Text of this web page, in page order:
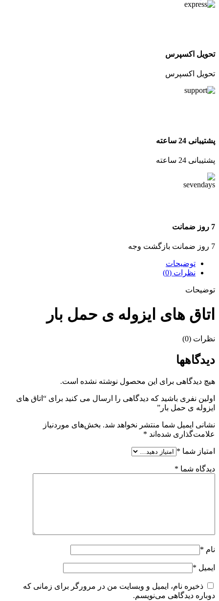
تحویل اکسپرس
تحویل اکسپرس
پشتیبانی 24 ساعته
پشتیبانی 24 ساعته
7 روز ضمانت
7 روز ضمانت بازگشت وجه
توضیحات
نظرات (0)
توضیحات
اتاق های ایزوله ی حمل بار
نظرات (0)
دیدگاهها
هیچ دیدگاهی برای این محصول نوشته نشده است.
اولین نفری باشید که دیدگاهی را ارسال می کنید برای “اتاق های
ایزوله ی حمل بار”
نشانی ایمیل شما منتشر نخواهد شد. بخش‌های موردنیاز
علامت‌گذاری شده‌اند *
امتیاز شما *
دیدگاه شما *
نام *
ایمیل *
ذخیره نام، ایمیل و وبسایت من در مرورگر برای زمانی که
دوباره دیدگاهی می‌نویسم.